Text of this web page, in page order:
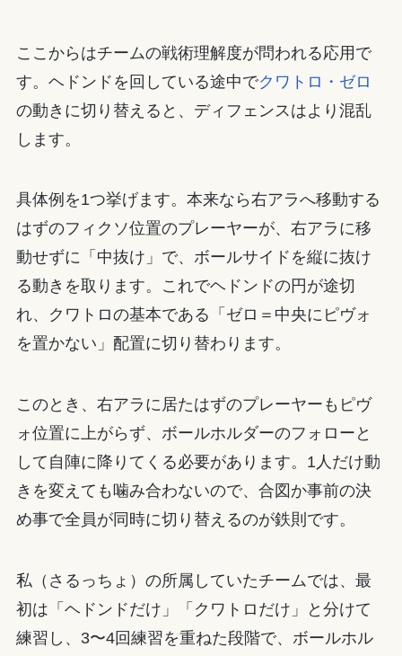
ここからはチームの戦術理解度が問われる応用で
す。ヘドンドを回している途中でクワトロ・ゼロ
の動きに切り替えると、ディフェンスはより混乱
します。
具体例を1つ挙げます。本来なら右アラへ移動する
はずのフィクソ位置のプレーヤーが、右アラに移
動せずに「中抜け」で、ボールサイドを縦に抜け
る動きを取ります。これでヘドンドの円が途切
れ、クワトロの基本である「ゼロ＝中央にピヴォ
を置かない」配置に切り替わります。
このとき、右アラに居たはずのプレーヤーもピヴ
ォ位置に上がらず、ボールホルダーのフォローと
して自陣に降りてくる必要があります。1人だけ動
きを変えても噛み合わないので、合図か事前の決
め事で全員が同時に切り替えるのが鉄則です。
私（さるっちょ）の所属していたチームでは、最
初は「ヘドンドだけ」「クワトロだけ」と分けて
練習し、3〜4回練習を重ねた段階で、ボールホル